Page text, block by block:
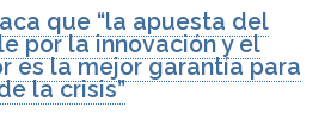
que “la apuesta del
por la innovación y el
es la mejor garantía para
la crisis”